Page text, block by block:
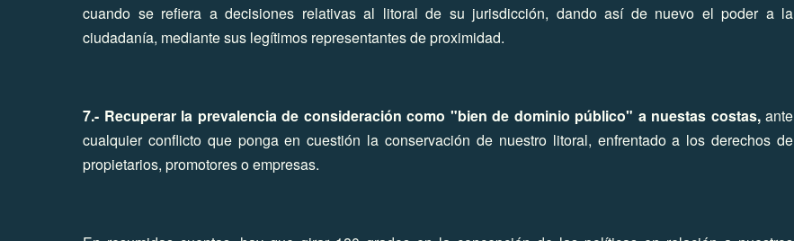
cuando se refiera a decisiones relativas al litoral de su jurisdicción, dando así de nuevo el poder a la
ciudadanía, mediante sus legítimos representantes de proximidad.
7.- Recuperar la prevalencia de consideración como "bien de dominio público" a nuestas costas,ante
cualquier conflicto que ponga en cuestión la conservación de nuestro litoral, enfrentado a los derechos de
propietarios, promotores o empresas.